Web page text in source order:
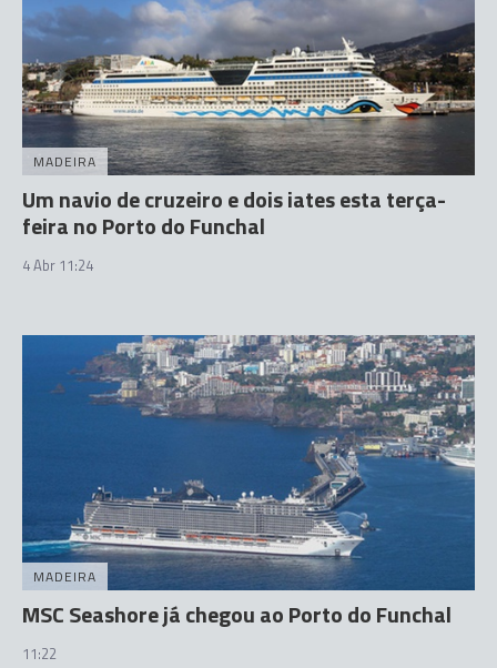
MADEIRA
Um navio de cruzeiro e dois iates esta terça-
feira no Porto do Funchal
4 Abr 11:24
MADEIRA
MSC Seashore já chegou ao Porto do Funchal
11:22